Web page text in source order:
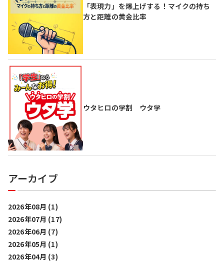
「表現力」を爆上げする！マイクの持ち
方と距離の黄金比率
ウタヒロの学割 ウタ学
アーカイブ
2026年08月 (1)
2026年07月 (17)
2026年06月 (7)
2026年05月 (1)
2026年04月 (3)